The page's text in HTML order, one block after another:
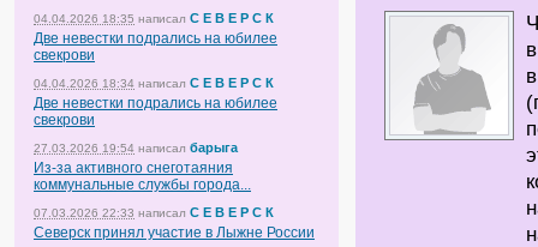
04.04.2026 18:35 написал С Е В Е Р С К
Две невестки подрались на юбилее
свекрови
04.04.2026 18:34 написал С Е В Е Р С К
Две невестки подрались на юбилее
свекрови
27.03.2026 19:54 написал барыга
Из-за активного снеготаяния
коммунальные службы города...
07.03.2026 22:33 написал С Е В Е Р С К
Северск принял участие в Лыжне России